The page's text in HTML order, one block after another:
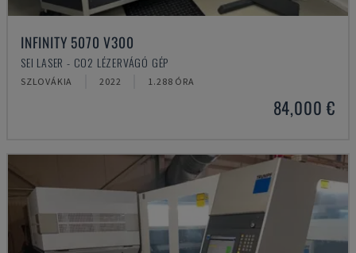
INFINITY 5070 V300
SEI LASER - CO2 LÉZERVÁGÓ GÉP
SZLOVÁKIA 2022 1.288 ÓRA
84,000 €